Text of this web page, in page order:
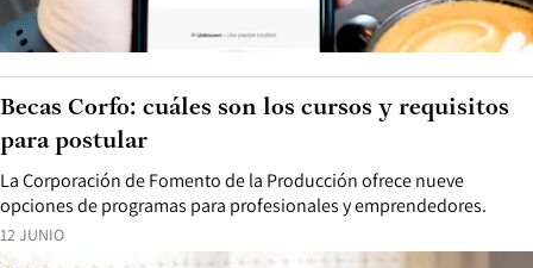
12 JUNIO
La Corporación de Fomento de la Producción ofrece nueve
opciones de programas para profesionales y emprendedores.
Becas Corfo: cuáles son los cursos y requisitos
para postular